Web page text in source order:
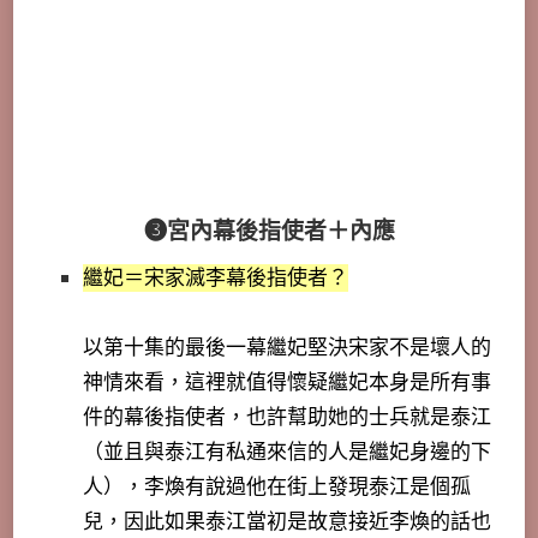
➌宮內幕後指使者＋內應
繼妃＝宋家滅李幕後指使者？
以第十集的最後一幕繼妃堅決宋家不是壞人的
神情來看，這裡就值得懷疑繼妃本身是所有事
件的幕後指使者，也許幫助她的士兵就是泰江
（並且與泰江有私通來信的人是繼妃身邊的下
人），李煥有說過他在街上發現泰江是個孤
兒，因此如果泰江當初是故意接近李煥的話也